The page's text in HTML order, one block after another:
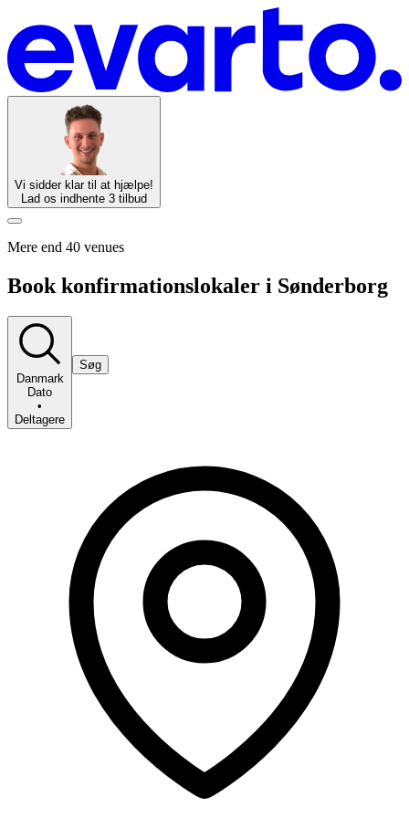
Vi sidder klar til at hjælpe!
Lad os indhente 3 tilbud
Mere end 40 venues
Book konfirmationslokaler i Sønderborg
Danmark
Dato
•
Deltagere
Søg